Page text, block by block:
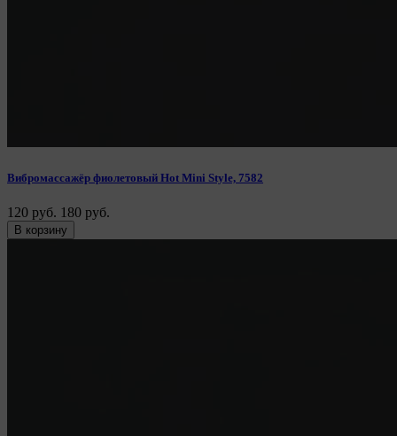
Вибромассажёр фиолетовый Hot Mini Style, 7582
120 руб. 180 руб.
В корзину